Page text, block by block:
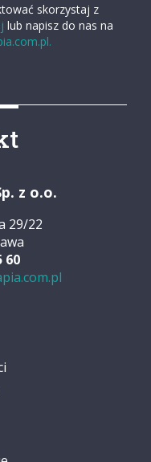
skorzystaj z
lub napisz do nas na
z o.o.
29/22
60